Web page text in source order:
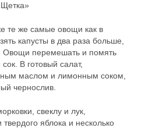
те же самые овощи как в
капусты в два раза больше,
Овощи перемешать и помять
В готовый салат,
маслом и лимонным соком,
чернослив.
свеклу и лук,
яблока и несколько